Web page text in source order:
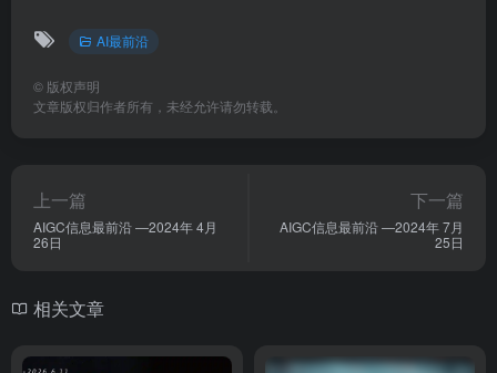
AI最前沿
© 版权声明
文章版权归作者所有，未经允许请勿转载。
上一篇
AIGC信息最前沿 —2024年 4月
26日
下一篇
AIGC信息最前沿 —2024年 7月
25日
相关文章